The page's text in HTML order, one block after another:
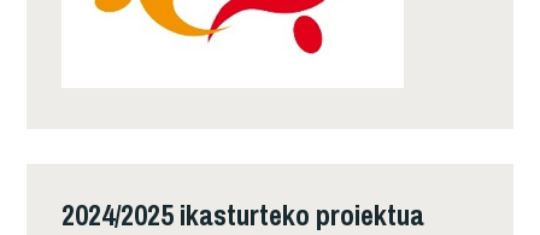
2024/2025 ikasturteko proiektua